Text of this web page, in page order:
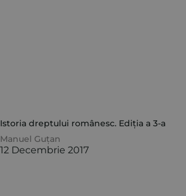
Istoria dreptului românesc. Ediția a 3-a
Manuel Guțan
12 Decembrie 2017